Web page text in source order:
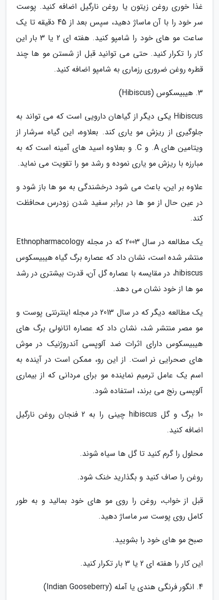
غذا خوری روغن زیتون یا روغن نارگیل اضافه کنید. پوست
سر خود را با آن ماساژ دهید، سپس بعد از 45 دقیقه تا یک
ساعت مو های خود را شامپو کنید. هفته ای 2 یا 3 بار این
کار را تکرار کنید. حتی می توانید قبل از شستن مو ها چند
قطره روغن ضروری رزماری به شامپو اضافه کنید.
3. هیبیسکوس (Hibiscus)
Hibiscus یکی دیگر از گیاهان دارویی است که می تواند به
جلوگیری از ریزش مو یاری کند. بعلاوه، این گیاه سرشار از
ویتامین های A. و C. و بعلاوه اسید های آمینه است که به
مبارزه با ریزش مو یاری نموده و رشد مو را تقویت می نماید.
علاوه بر این، باعث می شود درخشندگی به مو ها باز شود و
در عین حال از مو ها در برابر سفید شدن زودرس محافظت
کند.
یک مطالعه در سال 2003 که در مجله Ethnopharmacology
منتشر شده است، نشان داد که عصاره برگ گیاه هیبیسکوس
hibiscus، در مقایسه با عصاره گل آن، قدرت بیشتری در رشد
مو ها از خود نشان می دهد.
یک مطالعه دیگر که در سال 2013 در مجله اینترنتی پوست و
مو مصر منتشر شد، نشان داد که عصاره اتانولی برگ های
هیبیسکوس دارای اثرات ضد آلوپسی آندروژنیک در موش
های صحرایی نر است. از این رو، ممکن است در آینده به
اسم یک عامل ترمیم نماینده مو برای مردانی که از بیماری
آلوپسی رنج می برند، استفاده شود.
10 برگ و گل hibiscus چینی را به 2 فنجان روغن نارگیل
اضافه کنید.
محلول را گرم کنید تا گل ها سیاه شوند.
روغن را صاف کنید و بگذارید خنک شود.
قبل از خواب، روغن را روی مو های خود بمالید و به طور
کامل روی پوست سر ماساژ دهید.
صبح مو های خود را بشویید.
این کار را هفته ای 2 یا 3 بار تکرار کنید.
4. انگور فرنگی هندی یا آمله (Indian Gooseberry)